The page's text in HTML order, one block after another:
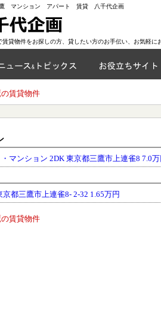
鷹 マンション アパート 賃貸 八千代企画
貸物件をお探しの方、貸したい方のお手伝い、お気軽に
賃貸物件
マンション 2DK 東京都三鷹市上連雀8 7.0
都三鷹市上連雀8- 2-32 1.65万円
賃貸物件